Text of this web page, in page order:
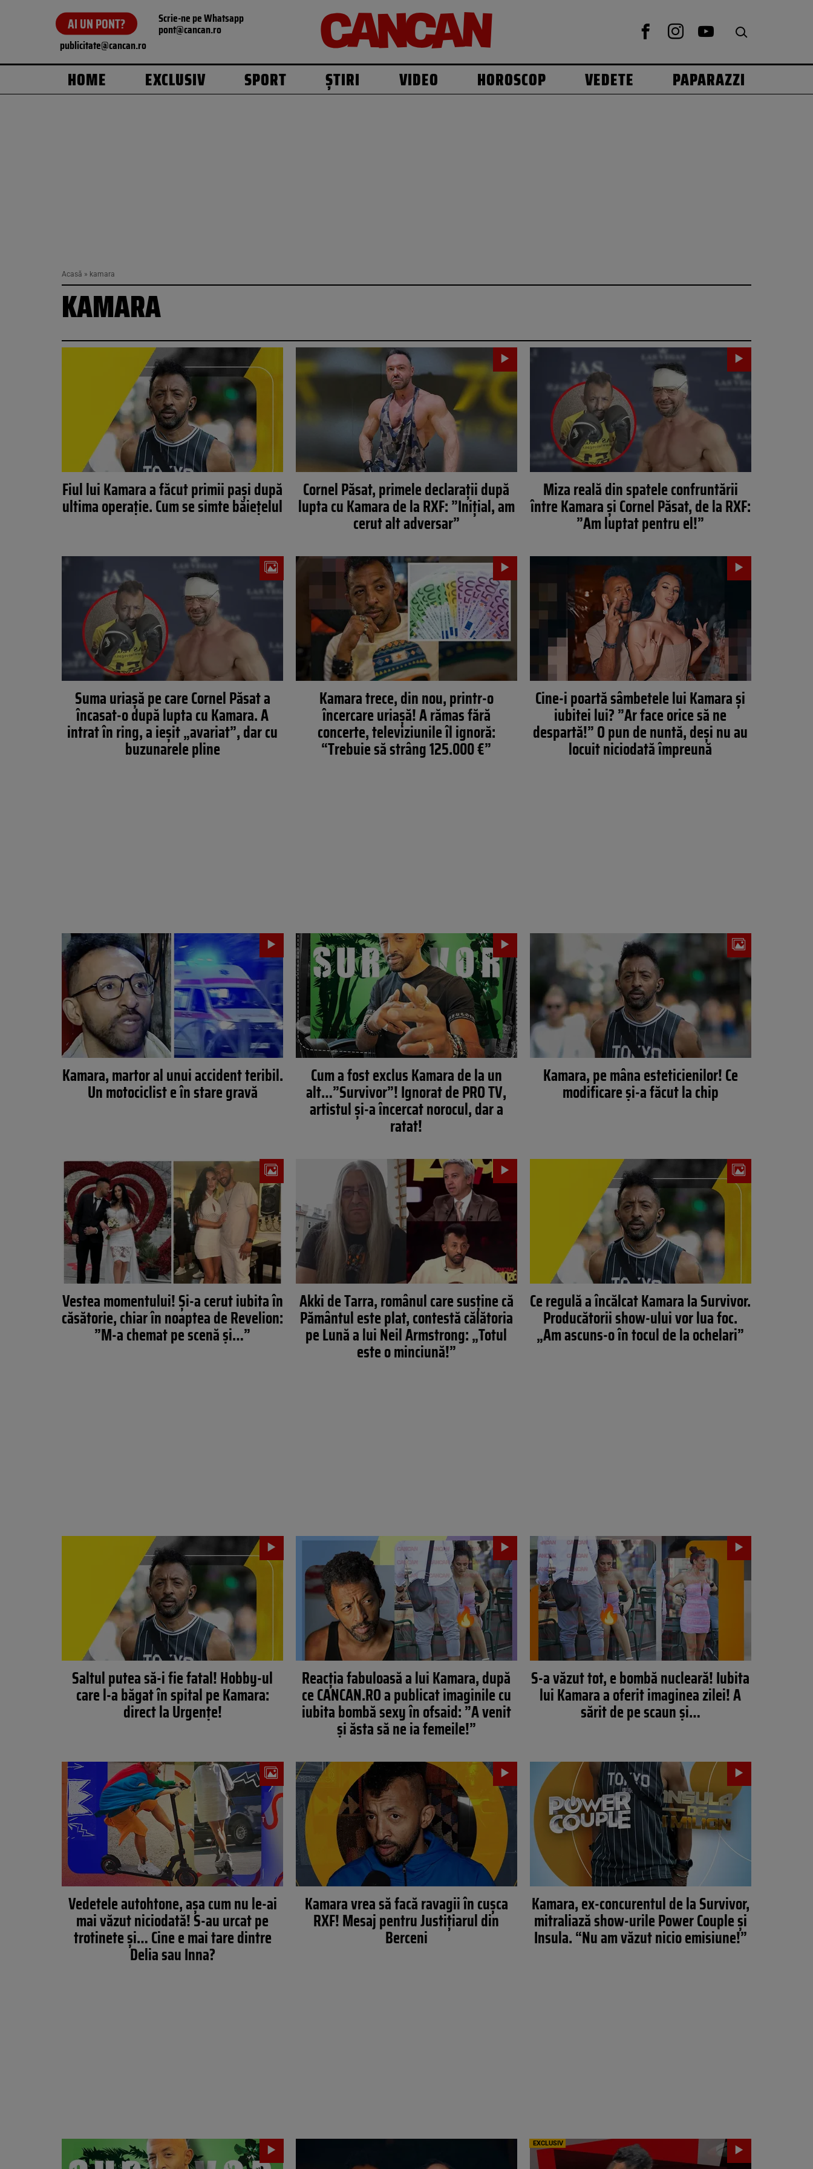
AI UN PONT? Scrie-ne pe Whatsapp
pont@cancan.ro
publicitate@cancan.ro
HOME EXCLUSIV SPORT ȘTIRI VIDEO HOROSCOP VEDETE PAPARAZZI
Acasă » kamara
KAMARA
Fiul lui Kamara a făcut primii pași după
ultima operație. Cum se simte băiețelul
Cornel Păsat, primele declarații după
lupta cu Kamara de la RXF: ”Inițial, am
cerut alt adversar”
Miza reală din spatele confruntării
între Kamara și Cornel Păsat, de la RXF:
”Am luptat pentru el!”
Suma uriașă pe care Cornel Păsat a
încasat-o după lupta cu Kamara. A
intrat în ring, a ieșit „avariat”, dar cu
buzunarele pline
Kamara trece, din nou, printr-o
încercare uriașă! A rămas fără
concerte, televiziunile îl ignoră:
“Trebuie să strâng 125.000 €”
Cine-i poartă sâmbetele lui Kamara și
iubitei lui? ”Ar face orice să ne
despartă!” O pun de nuntă, deși nu au
locuit niciodată împreună
Kamara, martor al unui accident teribil.
Un motociclist e în stare gravă
Cum a fost exclus Kamara de la un
alt…”Survivor”! Ignorat de PRO TV,
artistul și-a încercat norocul, dar a
ratat!
Kamara, pe mâna esteticienilor! Ce
modificare și-a făcut la chip
Vestea momentului! Și-a cerut iubita în
căsătorie, chiar în noaptea de Revelion:
”M-a chemat pe scenă și…”
Akki de Tarra, românul care susține că
Pământul este plat, contestă călătoria
pe Lună a lui Neil Armstrong: „Totul
este o minciună!”
Ce regulă a încălcat Kamara la Survivor.
Producătorii show-ului vor lua foc.
„Am ascuns-o în tocul de la ochelari”
Saltul putea să-i fie fatal! Hobby-ul
care l-a băgat în spital pe Kamara:
direct la Urgențe!
Reacția fabuloasă a lui Kamara, după
ce CANCAN.RO a publicat imaginile cu
iubita bombă sexy în ofsaid: ”A venit
și ăsta să ne ia femeile!”
S-a văzut tot, e bombă nucleară! Iubita
lui Kamara a oferit imaginea zilei! A
sărit de pe scaun și…
Vedetele autohtone, așa cum nu le-ai
mai văzut niciodată! S-au urcat pe
trotinete și… Cine e mai tare dintre
Delia sau Inna?
Kamara vrea să facă ravagii în cușca
RXF! Mesaj pentru Justițiarul din
Berceni
Kamara, ex-concurentul de la Survivor,
mitraliază show-urile Power Couple și
Insula. “Nu am văzut nicio emisiune!”
EXCLUSIV